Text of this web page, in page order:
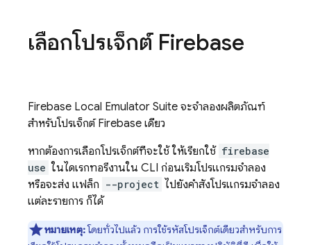
เลือกโปรเจ็กต์ Firebase
Firebase Local Emulator Suite จะจำลองผลิตภัณฑ์
สำหรับโปรเจ็กต์ Firebase เดียว
หากต้องการเลือกโปรเจ็กต์ที่จะใช้ ให้เรียกใช้ firebase
use ในไดเรกทอรีงานใน CLI ก่อนเริ่มโปรแกรมจำลอง
หรือจะส่ง แฟล็ก --project ไปยังคำสั่งโปรแกรมจำลอง
แต่ละรายการ ก็ได้
หมายเหตุ:โดยทั่วไปแล้ว การใช้รหัสโปรเจ็กต์เดียวสำหรับการ